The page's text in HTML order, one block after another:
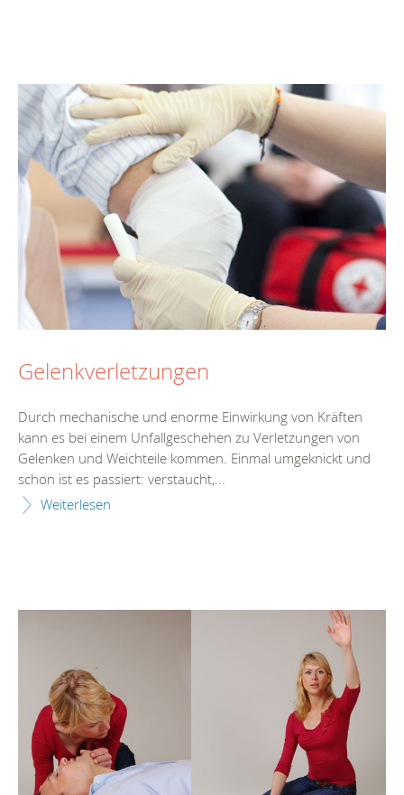
Gelenkverletzungen
Durch mechanische und enorme Einwirkung von Kräften
kann es bei einem Unfallgeschehen zu Verletzungen von
Gelenken und Weichteile kommen. Einmal umgeknickt und
schon ist es passiert: verstaucht,...
Weiterlesen